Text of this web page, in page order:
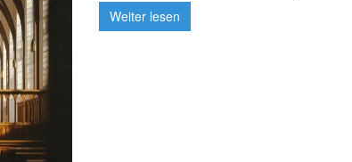
Weiter lesen